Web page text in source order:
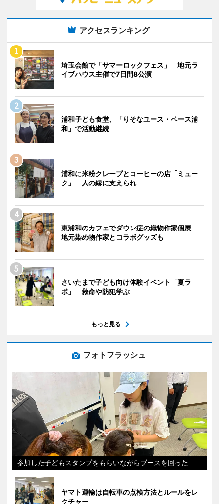
アクセスランキング
埼玉会館で「サマーロックフェス」 地元ラ
イブハウス主催で7日間8公演
浦和子ども食堂、「りそなユース・ベース浦
和」で活動継続
浦和に米粉クレープとコーヒーの店「ミュー
ク」 人の縁に支えられ
東浦和のカフェでダウン症の織物作家個展
地元染め物作家とコラボグッズも
さいたまで子ども向け体験イベント「夏ラ
ボ」 救命や防犯学ぶ
もっと見る
フォトフラッシュ
参加した子どもスタンプをもらいながらブースを回った
ヤマト運輸は自転車の点検方法とルールをレ
クチャー